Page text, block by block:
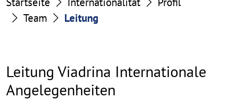
Team
Leitung
Leitung Viadrina Internationale
Angelegenheiten